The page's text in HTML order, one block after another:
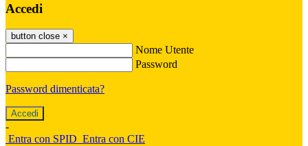
Accedi
button close ×
Nome Utente
Password
Password dimenticata?
-
Entra con SPID Entra con CIE